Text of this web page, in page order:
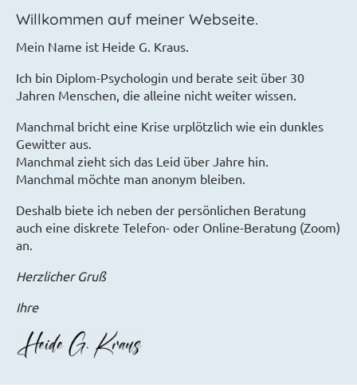
Willkommen auf meiner Webseite.
Mein Name ist Heide G. Kraus.
Ich bin Diplom-Psychologin und berate seit über 30
Jahren Menschen, die alleine nicht weiter wissen.
Manchmal bricht eine Krise urplötzlich wie ein dunkles
Gewitter aus.
Manchmal zieht sich das Leid über Jahre hin.
Manchmal möchte man anonym bleiben.
Deshalb biete ich neben der persönlichen Beratung
auch eine diskrete Telefon- oder Online-Beratung (Zoom)
an.
Herzlicher Gruß
Ihre